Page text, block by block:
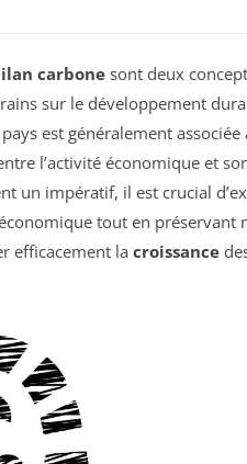
carbone sont deux
sur le développement
pays est généralement
l’activité économique et
un impératif, il est crucial
tout en préservant
efficacement la croissance